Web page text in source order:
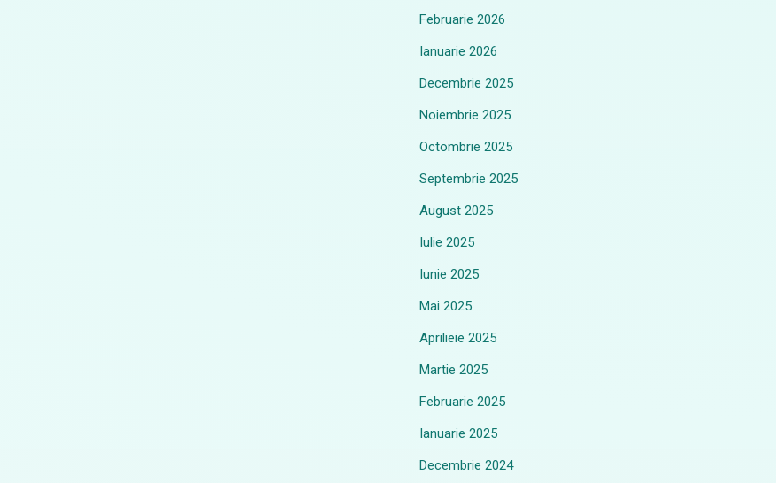
Februarie 2026
Ianuarie 2026
Decembrie 2025
Noiembrie 2025
Octombrie 2025
Septembrie 2025
August 2025
Iulie 2025
Iunie 2025
Mai 2025
Aprilieie 2025
Martie 2025
Februarie 2025
Ianuarie 2025
Decembrie 2024